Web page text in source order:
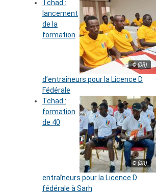
© (DR)
Tchad :
lancement
de la
formation
d’entraîneurs pour la Licence D
Fédérale
© (DR)
Tchad :
formation
de 40
entraîneurs pour la Licence D
fédérale à Sarh